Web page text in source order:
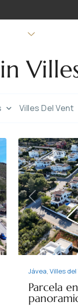
Villes Del Vent
del
Previous
Jávea, Villes
Parcela